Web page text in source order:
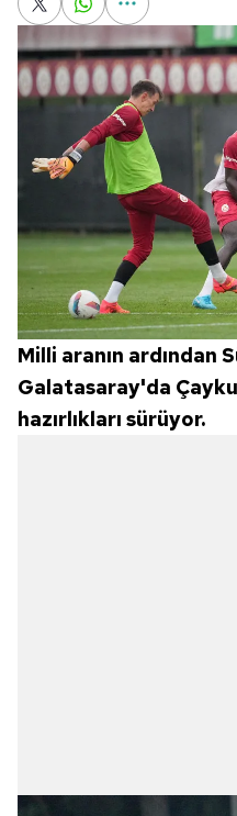
Milli aranın ardından
Galatasaray'da
hazırlıkları sürüyor.